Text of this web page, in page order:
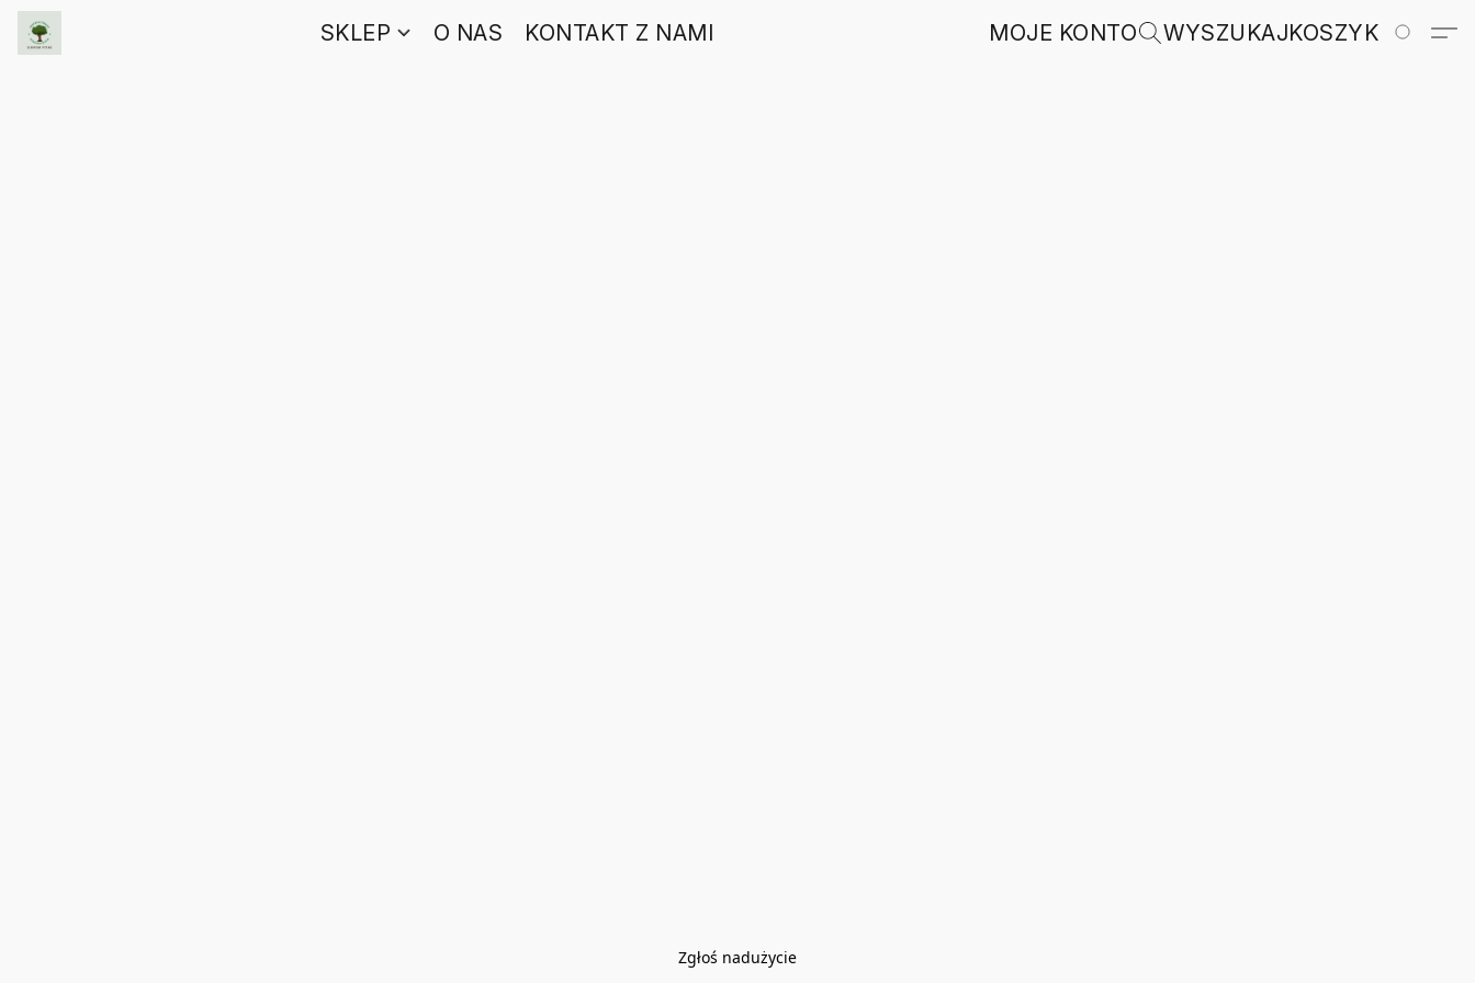
SKLEP O NAS KONTAKT Z NAMI MOJE KONTO WYSZUKAJKOSZYK
Zgłoś nadużycie